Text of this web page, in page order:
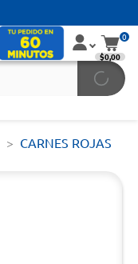
0
$0,00
CARNES ROJAS